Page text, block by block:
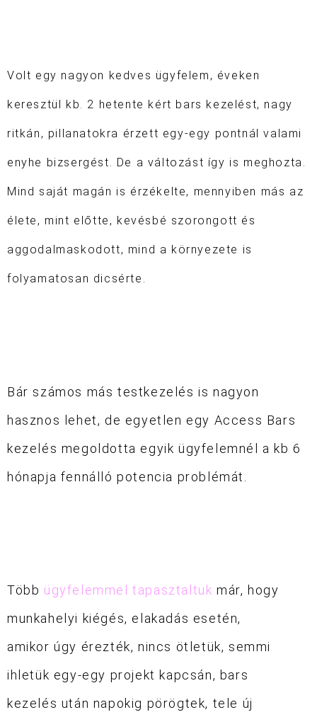
Volt egy nagyon kedves ügyfelem, éveken
keresztül kb. 2 hetente kért bars kezelést, nagy
ritkán, pillanatokra érzett egy-egy pontnál valami
enyhe bizsergést. De a változást így is meghozta.
Mind saját magán is érzékelte, mennyiben más az
élete, mint előtte, kevésbé szorongott és
aggodalmaskodott, mind a környezete is
folyamatosan dicsérte.
Bár számos más testkezelés is nagyon
hasznos lehet, de egyetlen egy Access Bars
kezelés megoldotta egyik ügyfelemnél a kb 6
hónapja fennálló potencia problémát.
Több ügyfelemmel tapasztaltuk már, hogy
munkahelyi kiégés, elakadás esetén,
amikor úgy érezték, nincs ötletük, semmi
ihletük egy-egy projekt kapcsán, bars
kezelés után napokig pörögtek, tele új